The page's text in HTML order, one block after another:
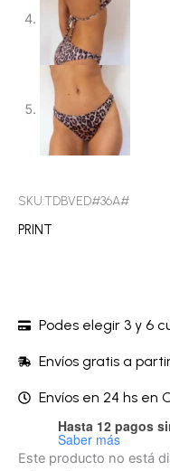
SKU:TDBVED#36A#
PRINT
Podes elegir 3 y 6
Envíos gratis a
Envíos en 24 hs en
Hasta 12 pagos
Saber más
Este producto no está